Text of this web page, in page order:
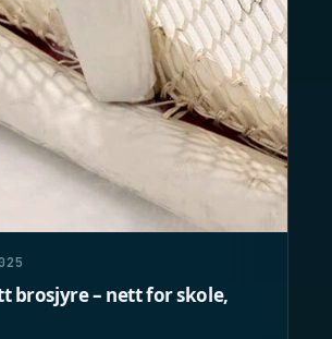
brosjyre – nett for skole,